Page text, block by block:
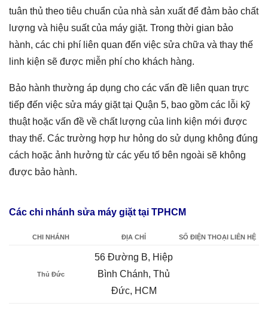
tuân thủ theo tiêu chuẩn của nhà sản xuất để đảm bảo chất
lượng và hiệu suất của máy giặt. Trong thời gian bảo
hành, các chi phí liên quan đến việc sửa chữa và thay thế
linh kiện sẽ được miễn phí cho khách hàng.
Bảo hành thường áp dụng cho các vấn đề liên quan trực
tiếp đến việc sửa máy giặt tại Quận 5, bao gồm các lỗi kỹ
thuật hoặc vấn đề về chất lượng của linh kiện mới được
thay thế. Các trường hợp hư hỏng do sử dụng không đúng
cách hoặc ảnh hưởng từ các yếu tố bên ngoài sẽ không
được bảo hành.
Các chi nhánh sửa máy giặt tại TPHCM
CHI NHÁNH ĐỊA CHỈ SỐ ĐIỆN THOẠI LIÊN HỆ
Thủ Đức
56 Đường B, Hiệp
Bình Chánh, Thủ
Đức, HCM